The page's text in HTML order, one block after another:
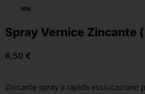
Spray Vernice Zincante
6,50 €
Zincante spray a rapida essiccazione